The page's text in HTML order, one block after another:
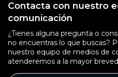
Contacta con nuestro
comunicación
¿Tienes alguna pregunta o
no encuentras lo que buscas?
nuestro equipo de medios de
atenderemos a la mayor